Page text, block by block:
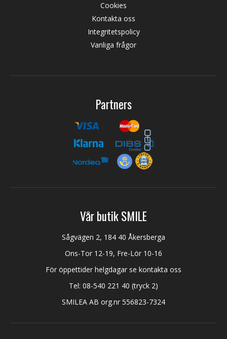
Cookies
Kontakta oss
Integritetspolicy
Vanliga frågor
Partners
Vår butik SMILE
Sågvägen 2, 184 40 Åkersberga
Ons-Tor 12-19, Fre-Lör 10-16
För öppettider helgdagar se kontakta oss
Tel: 08-540 221 40 (tryck 2)
SMILEA AB org.nr 556823-7324